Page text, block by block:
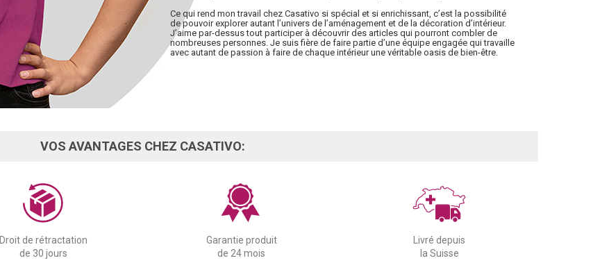
Ce qui rend mon travail chez Casativo si spécial et si enrichissant, c’est la possibilité
de pouvoir explorer autant l’univers de l’aménagement et de la décoration d’intérieur.
J’aime par-dessus tout participer à découvrir des articles qui pourront combler de
nombreuses personnes. Je suis fière de faire partie d’une équipe engagée qui travaille
avec autant de passion à faire de chaque intérieur une véritable oasis de bien-être.
VOS AVANTAGES CHEZ CASATIVO:
Droit de rétractation
de 30 jours
Garantie produit
de 24 mois
Livré depuis
la Suisse